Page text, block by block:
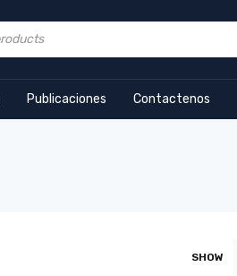
Publicaciones Contactenos
SHOW